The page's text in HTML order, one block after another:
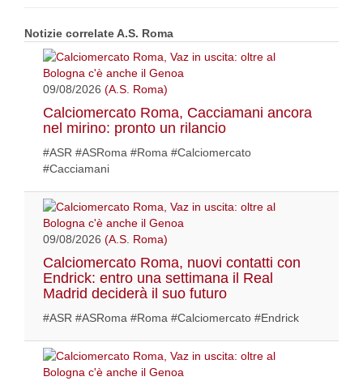
Notizie correlate A.S. Roma
09/08/2026 (A.S. Roma)
Calciomercato Roma, Cacciamani ancora
nel mirino: pronto un rilancio
#ASR #ASRoma #Roma #Calciomercato
#Cacciamani
09/08/2026 (A.S. Roma)
Calciomercato Roma, nuovi contatti con
Endrick: entro una settimana il Real
Madrid deciderà il suo futuro
#ASR #ASRoma #Roma #Calciomercato #Endrick